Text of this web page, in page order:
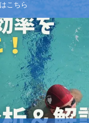
指導レッスン
こちら